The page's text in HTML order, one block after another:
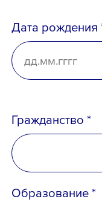
Дата рождения
Гражданство *
Российская
Образование *